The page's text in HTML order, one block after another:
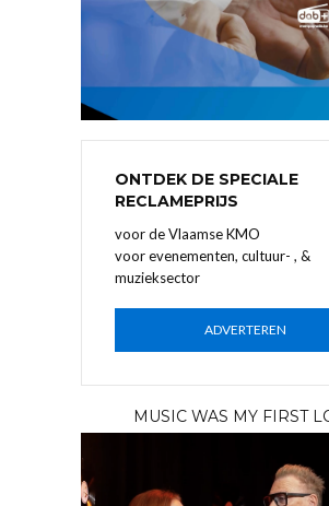
ONTDEK DE SPECIALE
RECLAMEPRIJS
voor de Vlaamse KMO
voor evenementen, cultuur- , &
muzieksector
ADVERTEREN
MUSIC WAS MY FIRST